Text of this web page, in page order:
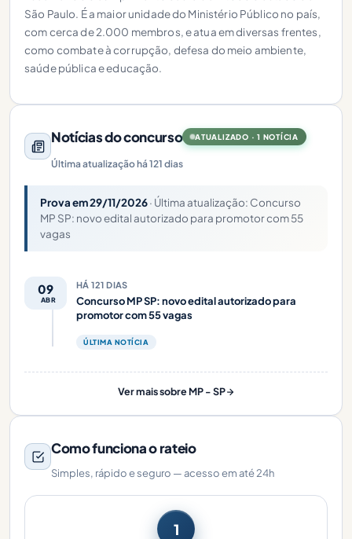
São Paulo. É a maior unidade do Ministério Público no país,
com cerca de 2.000 membros, e atua em diversas frentes,
como combate à corrupção, defesa do meio ambiente,
saúde pública e educação.
Notícias do concurso ATUALIZADO · 1 NOTÍCIA
Última atualização há 121 dias
Prova em 29/11/2026· Última atualização: Concurso
MP SP: novo edital autorizado para promotor com 55
vagas
09
ABR
HÁ 121 DIAS
Concurso MP SP: novo edital autorizado para
promotor com 55 vagas
ÚLTIMA NOTÍCIA
Ver mais sobre MP - SP
Como funciona o rateio
Simples, rápido e seguro — acesso em até 24h
1